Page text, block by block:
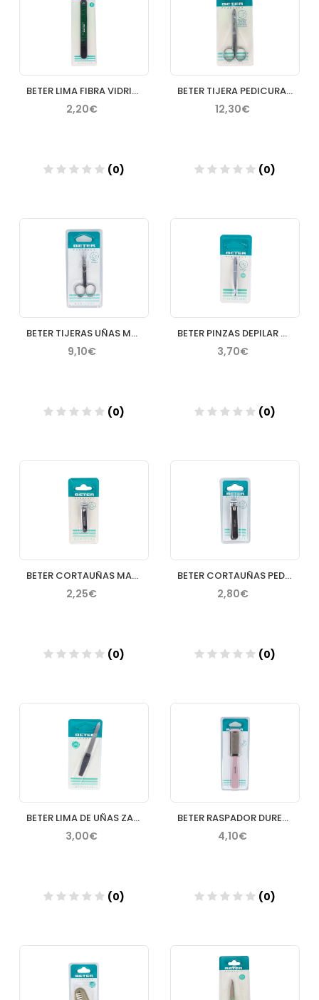
BETER LIMA FIBRA VIDRIO LARGA NEGRA 120/180 GRIT
2,20€
(0)
Añadir
BETER TIJERA PEDICURA UÑAS GRUESAS
12,30€
(0)
BETER TIJERAS UÑAS MANICURA CURVA
9,10€
(0)
BETER PINZAS DEPILAR CROMADA RECTA
3,70€
(0)
BETER CORTAUÑAS MANICURA LIMA METALICA CROMADO
2,25€
(0)
BETER CORTAUÑAS PEDICURA CROMADO
2,80€
(0)
BETER LIMA DE UÑAS ZAFIRO
3,00€
(0)
BETER RASPADOR DUREZAS PIES INOXIDABLE
4,10€
(0)
Añadir